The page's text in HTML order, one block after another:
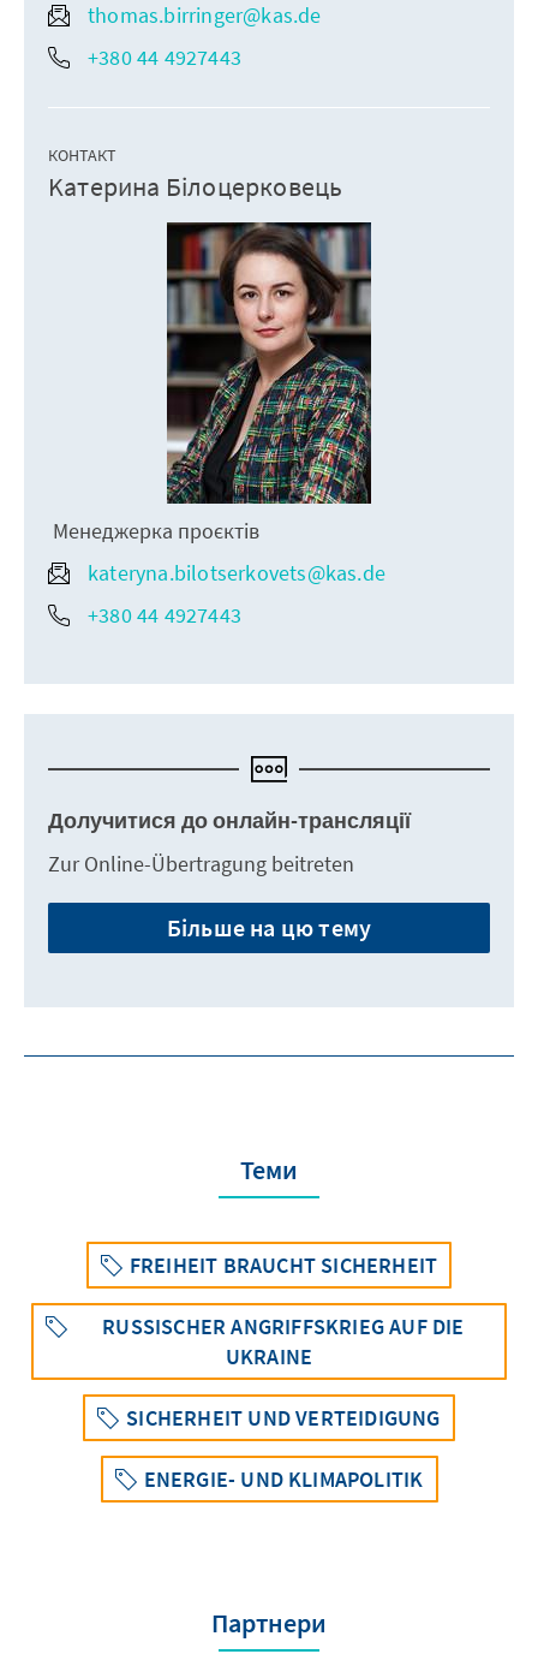
thomas.birringer@kas.de
+380 44 4927443
КОНТАКТ
Kатерина Білоцерковець
Менеджерка проєктів
kateryna.bilotserkovets@kas.de
+380 44 4927443
Долучитися до онлайн-трансляції
Zur Online-Übertragung beitreten
Більше на цю тему
Теми
FREIHEIT BRAUCHT SICHERHEIT
RUSSISCHER ANGRIFFSKRIEG AUF DIE
UKRAINE
SICHERHEIT UND VERTEIDIGUNG
ENERGIE- UND KLIMAPOLITIK
Партнери